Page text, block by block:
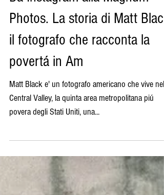
Da Instagram alla Magnum
Photos. La storia di Matt Black,
il fotografo che racconta la
povertá in Am
Matt Black e' un fotografo americano che vive nella
povera degli Stati Uniti, una...